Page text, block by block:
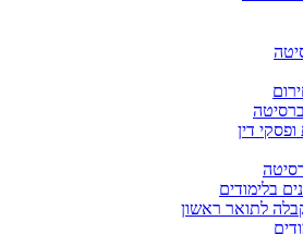
דין
בלימודים
לתואר ראשון